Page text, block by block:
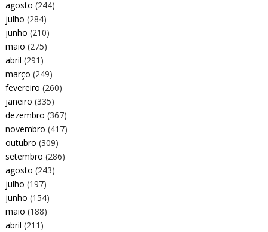
agosto (244)
julho (284)
junho (210)
maio (275)
abril (291)
março (249)
fevereiro (260)
janeiro (335)
dezembro (367)
novembro (417)
outubro (309)
setembro (286)
agosto (243)
julho (197)
junho (154)
maio (188)
abril (211)